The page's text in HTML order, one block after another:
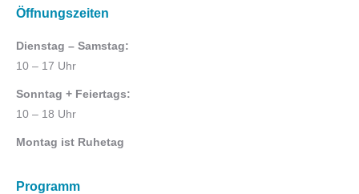
Öffnungszeiten
Dienstag – Samstag:
10 – 17 Uhr
Sonntag + Feiertags:
10 – 18 Uhr
Montag ist Ruhetag
Programm